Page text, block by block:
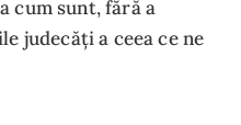
cum sunt, fără a
judecăți a ceea ce ne